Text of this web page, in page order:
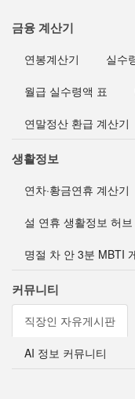
금융 계산기
연봉계산기 실수
월급 실수령액 표
연말정산 환급 계산기
생활정보
연차·황금연휴 계산기
설 연휴 생활정보 허브
명절 차 안 3분 MBTI
커뮤니티
직장인 자유게시판
AI 정보 커뮤니티